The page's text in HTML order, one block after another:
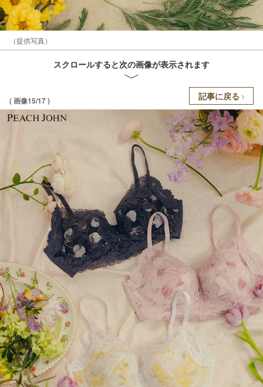
（提供写真）
スクロールすると次の画像が表示されます
( 画像15/17 ) 記事に戻る